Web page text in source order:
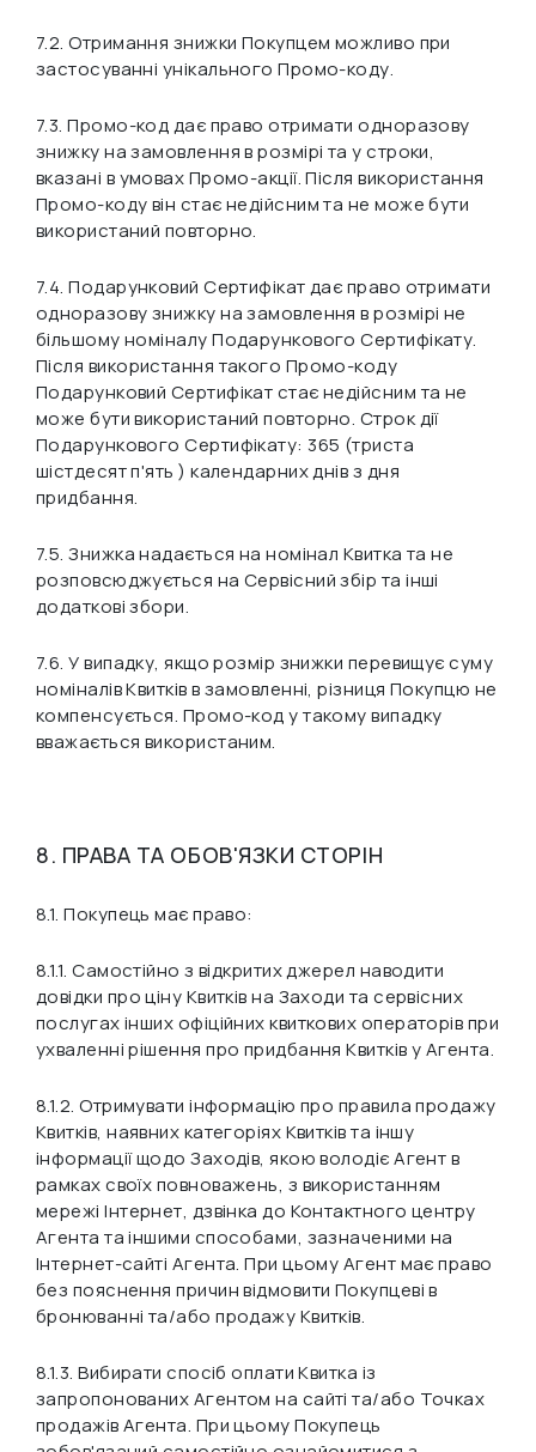
7.2. Отримання знижки Покупцем можливо при
застосуванні унікального Промо-коду.
7.3. Промо-код дає право отримати одноразову
знижку на замовлення в розмірі та у строки,
вказані в умовах Промо-акції. Після використання
Промо-коду він стає недійсним та не може бути
використаний повторно.
7.4. Подарунковий Сертифікат дає право отримати
одноразову знижку на замовлення в розмірі не
більшому номіналу Подарункового Сертифікату.
Після використання такого Промо-коду
Подарунковий Сертифікат стає недійсним та не
може бути використаний повторно. Строк дії
Подарункового Сертифікату: 365 (триста
шістдесят п'ять ) календарних днів з дня
придбання.
7.5. Знижка надається на номінал Квитка та не
розповсюджується на Сервісний збір та інші
додаткові збори.
7.6. У випадку, якщо розмір знижки перевищує суму
номіналів Квитків в замовленні, різниця Покупцю не
компенсується. Промо-код у такому випадку
вважається використаним.
8. ПРАВА ТА ОБОВ'ЯЗКИ СТОРІН
8.1. Покупець має право:
8.1.1. Самостійно з відкритих джерел наводити
довідки про ціну Квитків на Заходи та сервісних
послугах інших офіційних квиткових операторів при
ухваленні рішення про придбання Квитків у Агента.
8.1.2. Отримувати інформацію про правила продажу
Квитків, наявних категоріях Квитків та іншу
інформації щодо Заходів, якою володіє Агент в
рамках своїх повноважень, з використанням
мережі Інтернет, дзвінка до Контактного центру
Агента та іншими способами, зазначеними на
Інтернет-сайті Агента. При цьому Агент має право
без пояснення причин відмовити Покупцеві в
бронюванні та/або продажу Квитків.
8.1.3. Вибирати спосіб оплати Квитка із
запропонованих Агентом на сайті та/або Точках
продажів Агента. При цьому Покупець